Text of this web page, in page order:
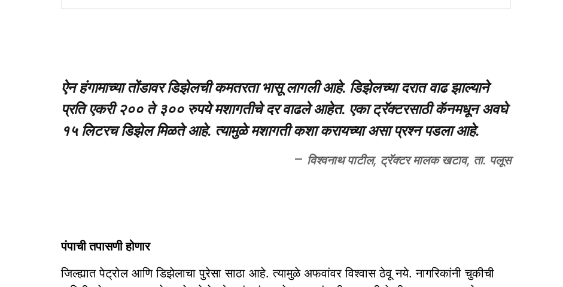
ऐन हंगामाच्या तोंडावर डिझेलची कमतरता भासू लागली आहे. डिझेलच्या दरात वाढ झाल्याने
प्रति एकरी २०० ते ३०० रुपये मशागतीचे दर वाढले आहेत. एका ट्रॅक्टरसाठी कॅनमधून अवघे
१५ लिटरच डिझेल मिळते आहे. त्यामुळे मशागती कशा करायच्या असा प्रश्न पडला आहे.
विश्वनाथ पाटील, ट्रॅक्टर मालक खटाव, ता. पलूस
पंपाची तपासणी होणार
जिल्ह्यात पेट्रोल आणि डिझेलाचा पुरेसा साठा आहे. त्यामुळे अफवांवर विश्वास ठेवू नये. नागरिकांनी चुकीची